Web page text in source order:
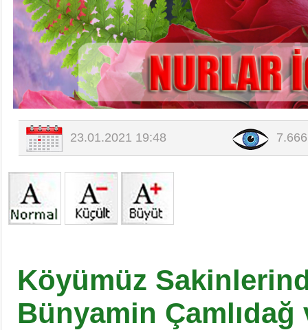
23.01.2021 19:48
Köyümüz
Bünyamin